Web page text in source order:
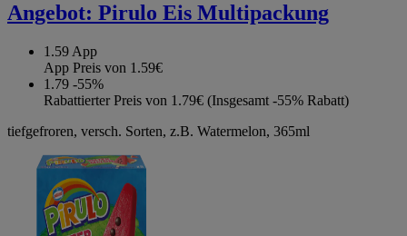
Angebot: Pirulo Eis Multipackung
1.59 App
App Preis von 1.59€
1.79 -55%
Rabattierter Preis von 1.79€ (Insgesamt -55% Rabatt)
tiefgefroren, versch. Sorten, z.B. Watermelon, 365ml